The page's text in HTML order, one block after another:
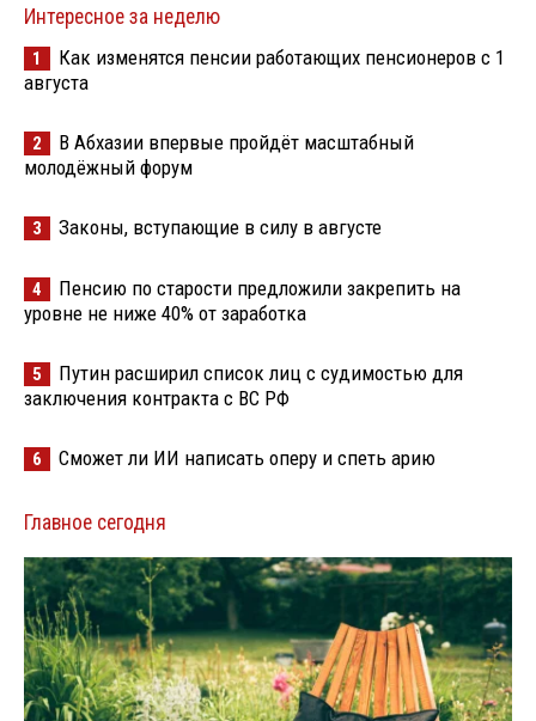
Интересное за неделю
1
Как изменятся пенсии работающих пенсионеров с 1
августа
2
В Абхазии впервые пройдёт масштабный
молодёжный форум
3 Законы, вступающие в силу в августе
4
Пенсию по старости предложили закрепить на
уровне не ниже 40% от заработка
5
Путин расширил список лиц с судимостью для
заключения контракта с ВС РФ
6 Сможет ли ИИ написать оперу и спеть арию
Главное сегодня